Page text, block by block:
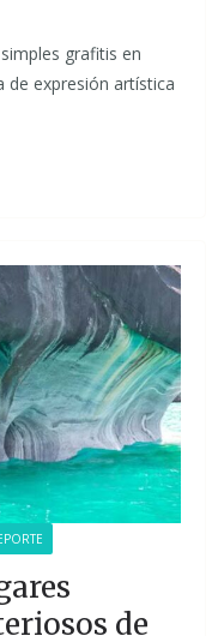
grafitis en
de expresión artística
de